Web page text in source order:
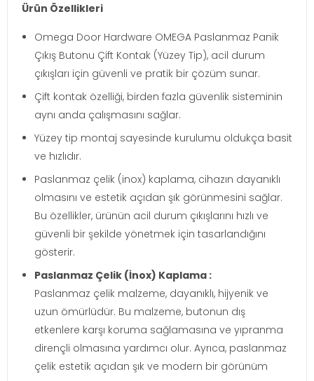
Ürün Özellikleri
Omega Door Hardware OMEGA Paslanmaz Panik
Çıkış Butonu Çift Kontak (Yüzey Tip), acil durum
çıkışları için güvenli ve pratik bir çözüm sunar.
Çift kontak özelliği, birden fazla güvenlik sisteminin
aynı anda çalışmasını sağlar.
Yüzey tip montaj sayesinde kurulumu oldukça basit
ve hızlıdır.
Paslanmaz çelik (inox) kaplama, cihazın dayanıklı
olmasını ve estetik açıdan şık görünmesini sağlar.
Bu özellikler, ürünün acil durum çıkışlarını hızlı ve
güvenli bir şekilde yönetmek için tasarlandığını
gösterir.
Paslanmaz Çelik (İnox) Kaplama :
Paslanmaz çelik malzeme, dayanıklı, hijyenik ve
uzun ömürlüdür. Bu malzeme, butonun dış
etkenlere karşı koruma sağlamasına ve yıpranma
dirençli olmasına yardımcı olur. Ayrıca, paslanmaz
çelik estetik açıdan şık ve modern bir görünüm